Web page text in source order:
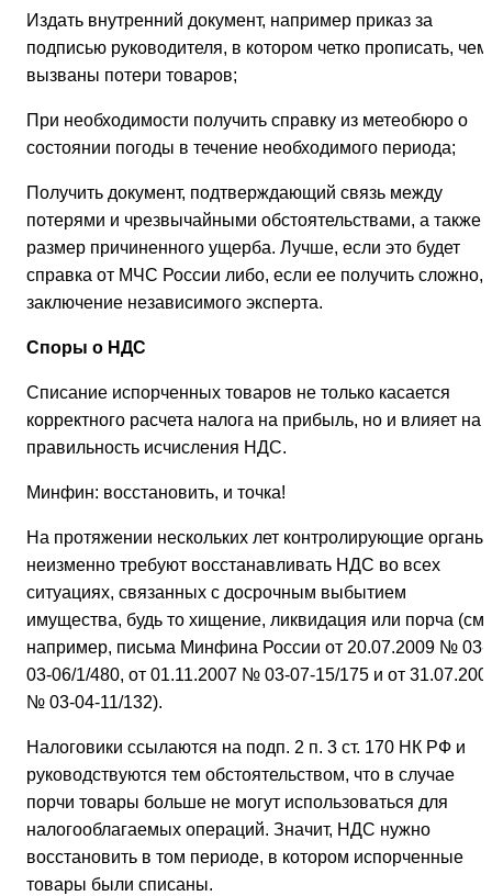
Издать внутренний документ, например приказ за
подписью руководителя, в котором четко прописать, чем
вызваны потери товаров;
При необходимости получить справку из метеобюро о
состоянии погоды в течение необходимого периода;
Получить документ, подтверждающий связь между
потерями и чрезвычайными обстоятельствами, а также
размер причиненного ущерба. Лучше, если это будет
справка от МЧС России либо, если ее получить сложно,
заключение независимого эксперта.
Споры о НДС
Списание испорченных товаров не только касается
корректного расчета налога на прибыль, но и влияет на
правильность исчисления НДС.
Минфин: восстановить, и точка!
На протяжении нескольких лет контролирующие органы
неизменно требуют восстанавливать НДС во всех
ситуациях, связанных с досрочным выбытием
имущества, будь то хищение, ликвидация или порча (см.,
например, письма Минфина России от 20.07.2009 № 03-
03-06/1/480, от 01.11.2007 № 03-07-15/175 и от
№ 03-04-11/132).
Налоговики ссылаются на подп. 2 п. 3 ст. 170 НК РФ и
руководствуются тем обстоятельством, что в случае
порчи товары больше не могут использоваться для
налогооблагаемых операций. Значит, НДС нужно
восстановить в том периоде, в котором испорченные
товары были списаны.